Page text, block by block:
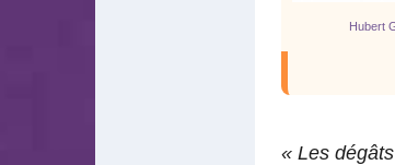
Hubert
« Les